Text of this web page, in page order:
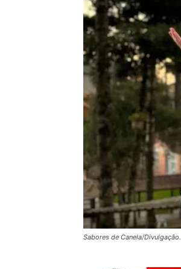
Sabores de Canela/Divulgação.